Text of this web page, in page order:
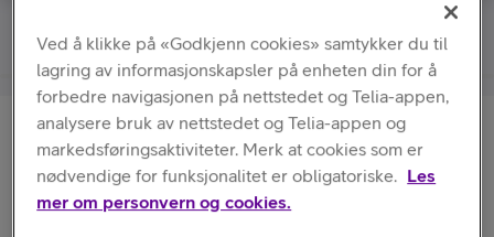
Apple/ Crossbody-stropp
Apple
Crossbody-stropp
Ved å klikke på «Godkjenn cookies» samtykker du til
lagring av informasjonskapsler på enheten din for å
forbedre navigasjonen på nettstedet og Telia-appen,
analysere bruk av nettstedet og Telia-appen og
markedsføringsaktiviteter. Merk at cookies som er
nødvendige for funksjonalitet er obligatoriske. Les
mer om personvern og cookies.